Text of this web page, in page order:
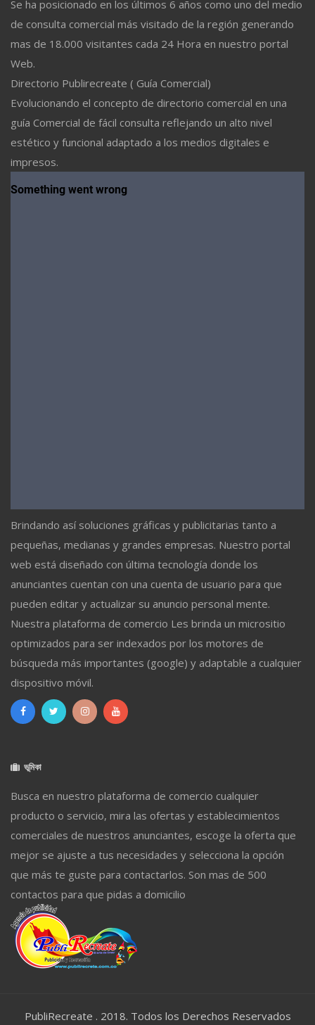
Se ha posicionado en los últimos 6 años como uno del medio
de consulta comercial más visitado de la región generando
mas de 18.000 visitantes cada 24 Hora en nuestro portal
Web.
Directorio Publirecreate ( Guía Comercial)
Evolucionando el concepto de directorio comercial en una
guía Comercial de fácil consulta reflejando un alto nivel
estético y funcional adaptado a los medios digitales e
impresos.
Brindando así soluciones gráficas y publicitarias tanto a
pequeñas, medianas y grandes empresas. Nuestro portal
web está diseñado con última tecnología donde los
anunciantes cuentan con una cuenta de usuario para que
pueden editar y actualizar su anuncio personal mente.
Nuestra plataforma de comercio Les brinda un micrositio
optimizados para ser indexados por los motores de
búsqueda más importantes (google) y adaptable a cualquier
dispositivo móvil.
ভূমিকা
Busca en nuestro plataforma de comercio cualquier
producto o servicio, mira las ofertas y establecimientos
comerciales de nuestros anunciantes, escoge la oferta que
mejor se ajuste a tus necesidades y selecciona la opción
que más te guste para contactarlos. Son mas de 500
contactos para que pidas a domicilio
PubliRecreate . 2018. Todos los Derechos Reservados